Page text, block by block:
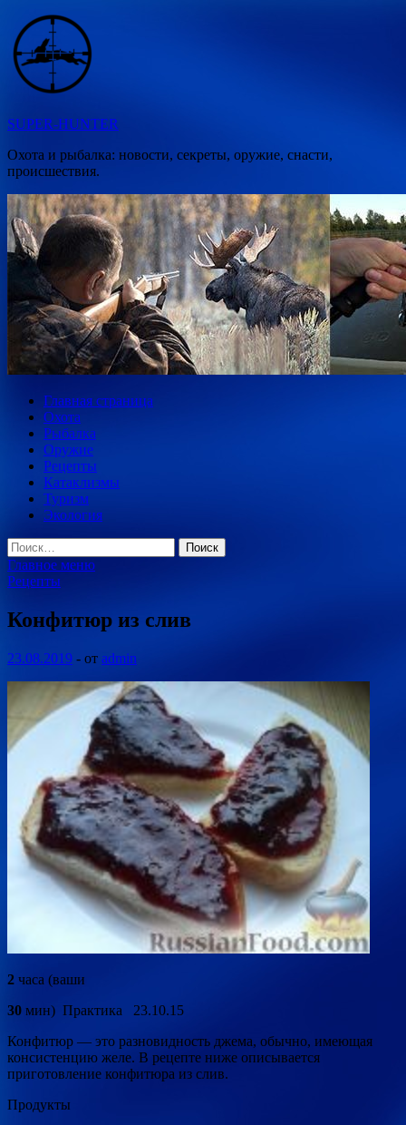
Перейти
содержимому
SUPER-HUNTER
Охота и рыбалка: новости, секреты, оружие, снасти,
происшествия.
Главная страница
Охота
Рыбалка
Оружие
Рецепты
Катаклизмы
Туризм
Экология
Найти:
Главное меню
Рецепты
Конфитюр из слив
23.08.2019 - от admin
2 часа (ваши
30 мин) Практика 23.10.15
Конфитюр — это разновидность джема, обычно, имеющая
консистенцию желе. В рецепте ниже описывается
приготовление конфитюра из слив.
Продукты